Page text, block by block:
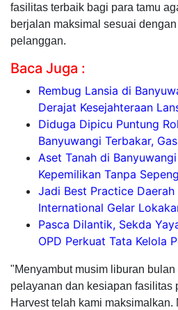
fasilitas terbaik bagi para tamu
berjalan maksimal sesuai
pelanggan.
Baca Juga :
Rembug Lansia di
Derajat Kesejahteraan
Diduga Dipicu Puntung
Banyuwangi Terbakar,
Aset Tanah di
Kepemilikan Tanpa
Jadi Best Practice Daerah
International Gelar
Pasca Dilantik, Sekda
OPD Perkuat Tata Kelola
"Menyambut musim liburan
pelayanan dan kesiapan fasilitas
Harvest telah kami